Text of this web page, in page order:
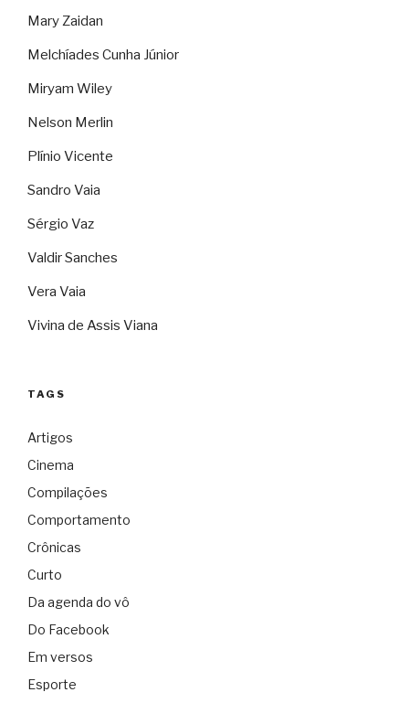
Mary Zaidan
Melchíades Cunha Júnior
Miryam Wiley
Nelson Merlin
Plínio Vicente
Sandro Vaia
Sérgio Vaz
Valdir Sanches
Vera Vaia
Vivina de Assis Viana
TAGS
Artigos
Cinema
Compilações
Comportamento
Crônicas
Curto
Da agenda do vô
Do Facebook
Em versos
Esporte